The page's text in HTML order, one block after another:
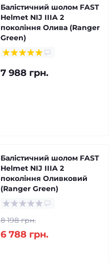
Балістичний шолом FAST
Helmet NIJ IIIA 2
покоління Олива (Ranger
Green)
7 988 грн.
Балістичний шолом FAST
Helmet NIJ IIIA 2
покоління Оливковий
(Ranger Green)
8 198 грн.
6 788 грн.